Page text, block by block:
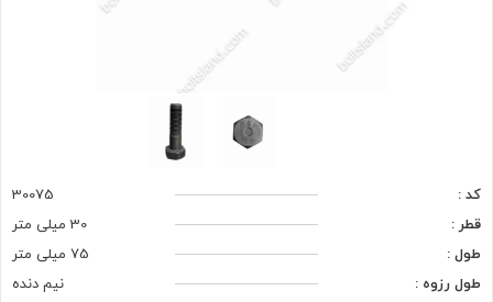
کد :
30075
قطر :
30 میلی متر
طول :
75 میلی متر
طول رزوه :
نیم دنده